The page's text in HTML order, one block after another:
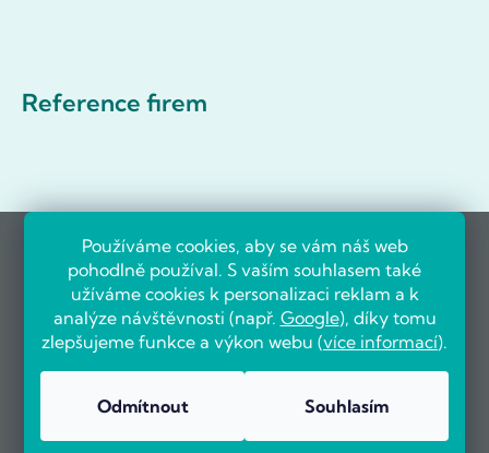
Používáme cookies, aby se vám náš web
pohodlně používal. S vaším souhlasem také
užíváme cookies k personalizaci reklam a k
analýze návštěvnosti (např. Google), díky tomu
zlepšujeme funkce a výkon webu (více informací).
Odmítnout Souhlasím
Reference firem